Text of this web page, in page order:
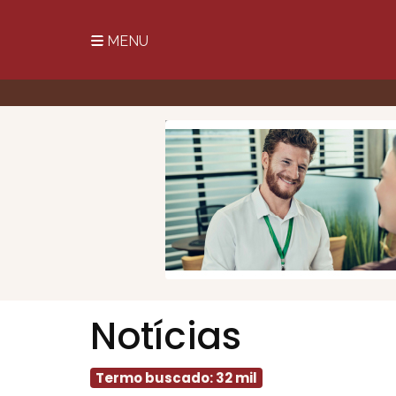
MENU
Notícias
Termo buscado: 32 mil